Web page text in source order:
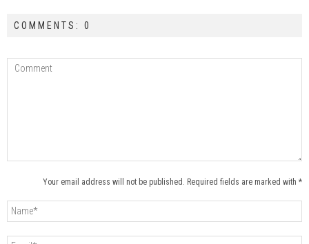
COMMENTS: 0
Your email address will not be published. Required fields are marked with *